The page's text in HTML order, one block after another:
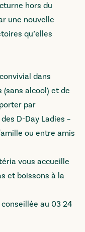
hors du
une nouvelle
qu’elles
dans
(sans alcool) et de
par
D-Day Ladies –
ou entre amis
vous accueille
et boissons à la
au 03 24